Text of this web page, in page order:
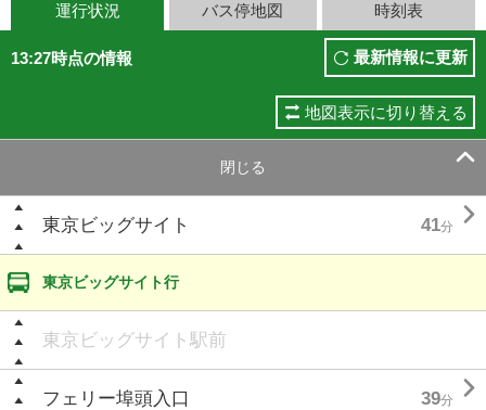
運行状況 バス停地図 時刻表
13:27時点の情報 最新情報に更新
地図表示に切り替える
閉じる 
東京ビッグサイト 41分 
東京ビッグサイト行
東京ビッグサイト駅前
フェリー埠頭入口 39分 